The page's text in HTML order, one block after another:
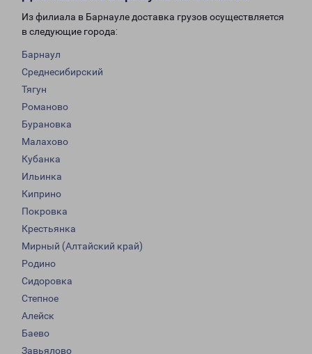
Из филиала в Барнауле доставка грузов осуществляется
в следующие города:
Барнаул
Среднесибирский
Тягун
Романово
Бурановка
Малахово
Кубанка
Ильинка
Киприно
Покровка
Крестьянка
Мирный (Алтайский край)
Родино
Сидоровка
Степное
Алейск
Баево
Завьялово